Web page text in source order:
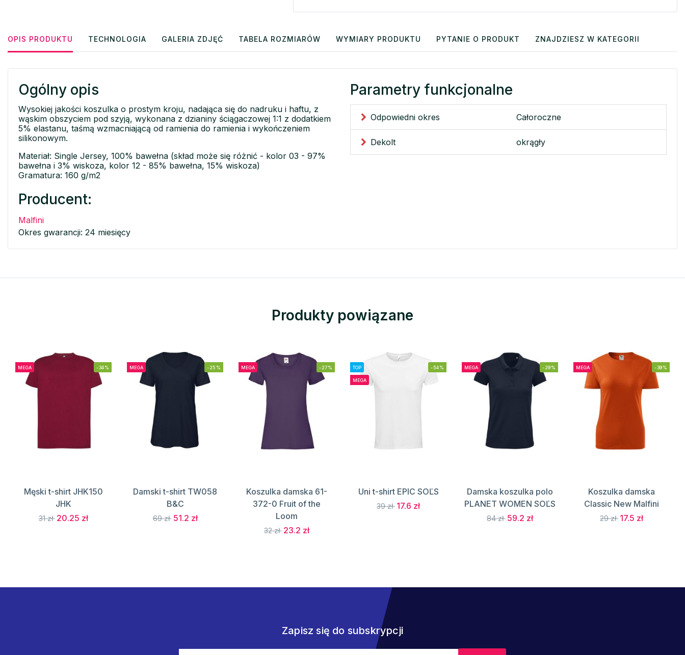
OPIS PRODUKTU TECHNOLOGIA GALERIA ZDJĘĆ TABELA ROZMIARÓW WYMIARY PRODUKTU PYTANIE O PRODUKT ZNAJDZIESZ W KATEGORII
Ogólny opis
Wysokiej jakości koszulka o prostym kroju, nadająca się do nadruku i haftu, z
wąskim obszyciem pod szyją, wykonana z dzianiny ściągaczowej 1:1 z dodatkiem
5% elastanu, taśmą wzmacniającą od ramienia do ramienia i wykończeniem
silikonowym.
Materiał: Single Jersey, 100% bawełna (skład może się różnić - kolor 03 - 97%
bawełna i 3% wiskoza, kolor 12 - 85% bawełna, 15% wiskoza)
Gramatura: 160 g/m2
Producent:
Malfini
Okres gwarancji: 24 miesięcy
Parametry funkcjonalne
Odpowiedni okres Całoroczne
Dekolt okrągły
Produkty powiązane
MEGA -34%
Męski t-shirt JHK150
JHK
31 zł 20.25 zł
MEGA -25%
Damski t-shirt TW058
B&C
69 zł 51.2 zł
MEGA -27%
Koszulka damska 61-
372-0 Fruit of the
Loom
32 zł 23.2 zł
TOP
MEGA
-54%
Uni t-shirt EPIC SOĽS
39 zł 17.6 zł
MEGA -29%
Damska koszulka polo
PLANET WOMEN SOĽS
84 zł 59.2 zł
MEGA -39%
Koszulka damska
Classic New Malfini
29 zł 17.5 zł
Zapisz się do subskrypcji